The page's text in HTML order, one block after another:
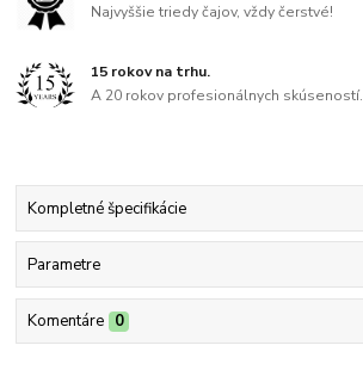
Najvyššie triedy čajov, vždy čerstvé!
15 rokov na trhu.
A 20 rokov profesionálnych skúseností.
Kompletné špecifikácie
Parametre
Komentáre 0